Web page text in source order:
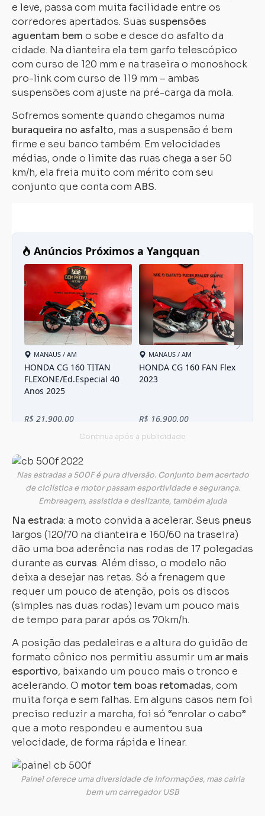
e leve, passa com muita facilidade entre os
corredores apertados. Suas suspensões
aguentam bem o sobe e desce do asfalto da
cidade. Na dianteira ela tem garfo telescópico
com curso de 120 mm e na traseira o monoshock
pro-link com curso de 119 mm – ambas
suspensões com ajuste na pré-carga da mola.
Sofremos somente quando chegamos numa
buraqueira no asfalto, mas a suspensão é bem
firme e seu banco também. Em velocidades
médias, onde o limite das ruas chega a ser 50
km/h, ela freia muito com mérito com seu
conjunto que conta com ABS.
Nas estradas a 500F é pura diversão. Conjunto bem acertado
de ciclística e motor passam esportividade e segurança.
Embreagem, assistida e deslizante, também ajuda
Na estrada: a moto convida a acelerar. Seus pneus
largos (120/70 na dianteira e 160/60 na traseira)
dão uma boa aderência nas rodas de 17 polegadas
durante as curvas. Além disso, o modelo não
deixa a desejar nas retas. Só a frenagem que
requer um pouco de atenção, pois os discos
(simples nas duas rodas) levam um pouco mais
de tempo para parar após os 70km/h.
A posição das pedaleiras e a altura do guidão de
formato cônico nos permitiu assumir um ar mais
esportivo, baixando um pouco mais o tronco e
acelerando. O motor tem boas retomadas, com
muita força e sem falhas. Em alguns casos nem foi
preciso reduzir a marcha, foi só “enrolar o cabo”
que a moto respondeu e aumentou sua
velocidade, de forma rápida e linear.
Painel oferece uma diversidade de informações, mas cairia
bem um carregador USB